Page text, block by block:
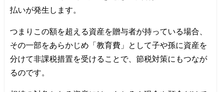
払いが発生します。
つまりこの額を超える資産を贈与者が持っている場合、
その一部をあらかじめ「教育費」として子や孫に資産を
分けて非課税措置を受けることで、節税対策にもつなが
るのです。